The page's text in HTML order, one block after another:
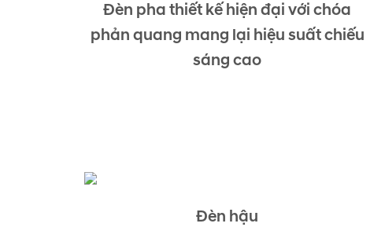
Đèn pha thiết kế hiện đại với chóa
phản quang mang lại hiệu suất chiếu
sáng cao
Đèn hậu